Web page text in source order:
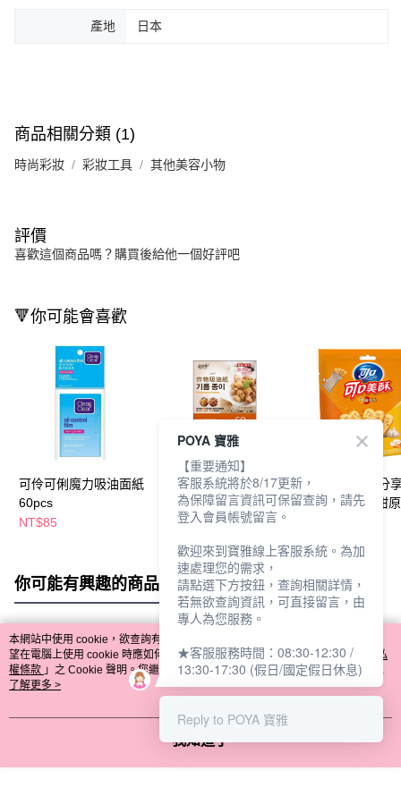
產地 日本
商品相關分類 (1)
時尚彩妝 彩妝工具 其他美容小物
評價
喜歡這個商品嗎？購買後給他一個好評吧
🔻你可能會喜歡
可伶可俐魔力吸油面紙
60pcs
NT$85
炸物吸油紙-50枚
NT$99
可口美酥隨手分
22.5g-4入-鹹甜
你可能有興趣的商品 全站排行
熱門標籤
本網站中使用 cookie，欲查詢有關本網站使用 cookie 方式之詳情，及若您不希
望在電腦上使用 cookie 時應如何變更電腦的 cookie 設定，請參閱本網站「
隱私
權條款 」之 Cookie 聲明。您繼續使用本網站即表示您同意本公司得按本網站使
用條款之 Cookie 聲明使用 cookie。
了解更多 >
我知道了
POYA 寶雅
【重要通知】
客服系統將於8/17更新，
為保障留言資訊可保留查詢，請先
登入會員帳號留言。
歡迎來到寶雅線上客服系統。為加
速處理您的需求，
請點選下方按鈕，查詢相關詳情，
若無欲查詢資訊，可直接留言，由
專人為您服務。
★客服服務時間：08:30-12:30 /
13:30-17:30 (假日/國定假日休息)
Reply to POYA 寶雅